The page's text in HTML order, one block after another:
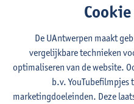
- Optie A : je kiest twee
- Optie B: je kiest één
In de domeincomponent neem
- 1 verplicht algemeen
- 24 of 30 studiepunten
De UAntwerpen maakt
vergelijkbare technieken
optimaliseren van de website.
b.v. YouTubefilmpjes
marketingdoeleinden. Deze